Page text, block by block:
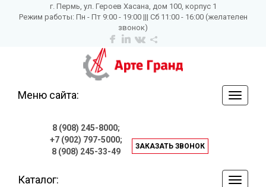
г. Пермь, ул. Героев Хасана, дом 100, корпус 1
Режим работы: Пн - Пт 9:00 - 19:00 ||| Сб 11:00 - 16:00 (желателен
звонок)
Меню сайта:
8 (908) 245-8000;
+7 (902) 797-5000;
8 (908) 245-33-49
ЗАКАЗАТЬ ЗВОНОК
Каталог: